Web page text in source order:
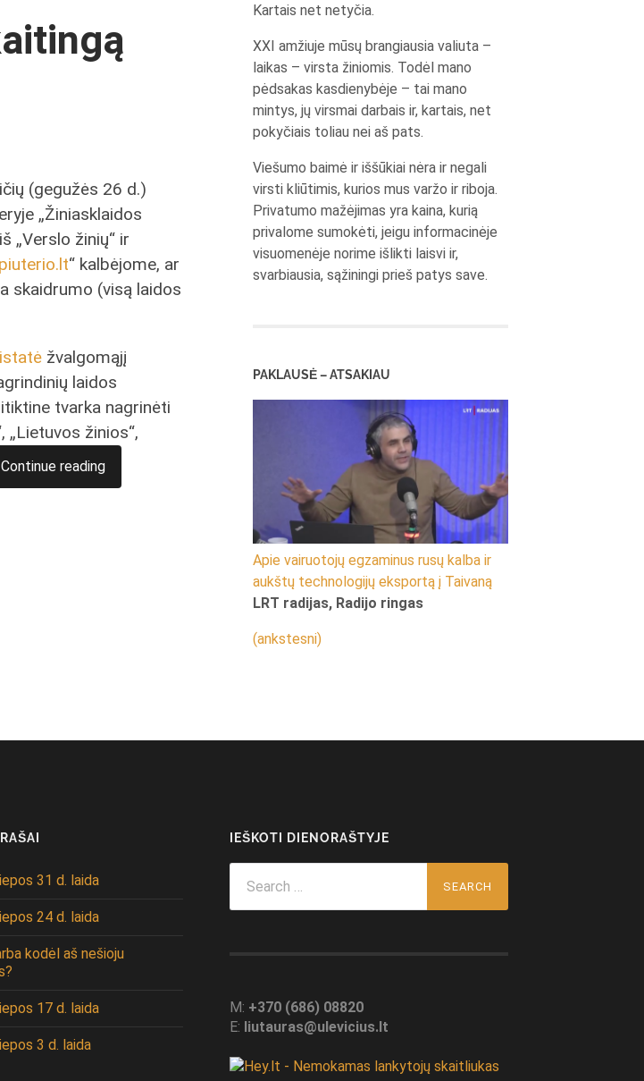
(gegužės 26 d.)
„Žiniasklaidos
„Verslo žinių“ ir
“ kalbėjome, ar
skaidrumo (visą laidos
žvalgomąjį
laidos
tvarka nagrinėti
„Lietuvos žinios“,
Continue reading
Kartais net netyčia.
XXI amžiuje mūsų brangiausia valiuta –
laikas – virsta žiniomis. Todėl mano
pėdsakas kasdienybėje – tai mano
mintys, jų virsmai darbais ir, kartais, net
pokyčiais toliau nei aš pats.
Viešumo baimė ir iššūkiai nėra ir negali
virsti kliūtimis, kurios mus varžo ir riboja.
Privatumo mažėjimas yra kaina, kurią
privalome sumokėti, jeigu informacinėje
visuomenėje norime išlikti laisvi ir,
svarbiausia, sąžiningi prieš patys save.
PAKLAUSĖ – ATSAKIAU
Apie vairuotojų egzaminus rusų kalba ir
aukštų technologijų eksportą į Taivaną
LRT radijas, Radijo ringas
(ankstesni)
31 d. laida
24 d. laida
kodėl aš nešioju
17 d. laida
3 d. laida
IEŠKOTI DIENORAŠTYJE
for:
M: +370 (686) 08820
E: liutauras@ulevicius.lt